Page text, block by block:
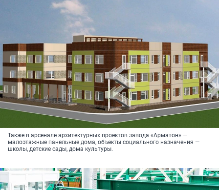
Также в арсенале архитектурных проектов завода «Арматон» —
малоэтажные панельные дома, объекты социального назначения —
школы, детские сады, дома культуры.